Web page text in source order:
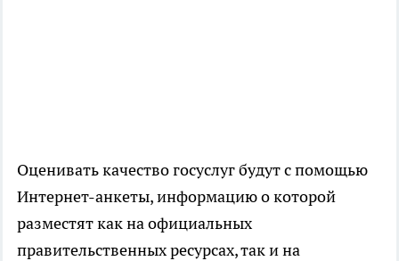
Оценивать качество госуслуг будут с помощью
Интернет-анкеты, информацию о которой
разместят как на официальных
правительственных ресурсах, так и на